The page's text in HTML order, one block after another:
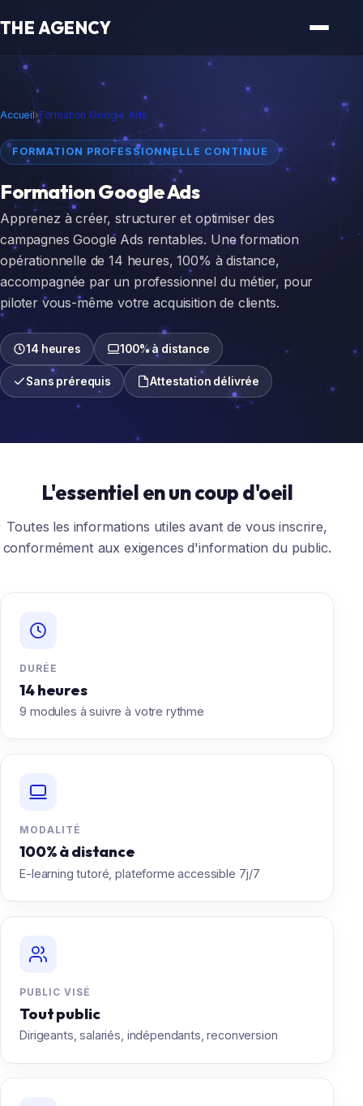
THE AGENCY
Accueil›Formation Google Ads
FORMATION PROFESSIONNELLE CONTINUE
FormationGoogle Ads
Apprenez à créer, structurer et optimiser des
campagnes Google Ads rentables. Une formation
opérationnelle de 14 heures, 100% à distance,
accompagnée par un professionnel du métier, pour
piloter vous-même votre acquisition de clients.
14 heures 100% à distance
Sans prérequis Attestation délivrée
L'essentiel en un coup d'oeil
Toutes les informations utiles avant de vous inscrire,
conformément aux exigences d'information du public.
DURÉE
14 heures
9 modules à suivre à votre rythme
MODALITÉ
100% à distance
E-learning tutoré, plateforme accessible 7j/7
PUBLIC VISÉ
Tout public
Dirigeants, salariés, indépendants, reconversion